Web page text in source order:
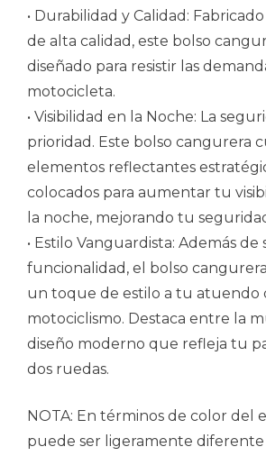
• Durabilidad y Calidad:
de alta calidad, este bolso
diseñado para resistir las
motocicleta.
• Visibilidad en la Noche: La
prioridad. Este bolso cangurera
elementos reflectantes
colocados para aumentar tu
la noche, mejorando tu
• Estilo Vanguardista: Además de
funcionalidad, el bolso
un toque de estilo a tu atuendo
motociclismo. Destaca entre la
diseño moderno que refleja tu
dos ruedas.
NOTA: En términos de color del
puede ser ligeramente